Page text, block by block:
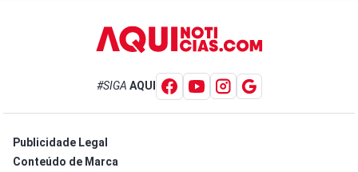
#SIGA AQUI
Publicidade Legal
Conteúdo de Marca